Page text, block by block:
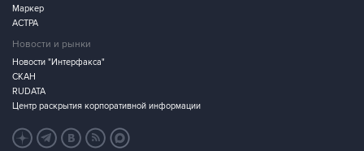
Маркер
АСТРА
Новости и рынки
Новости "Интерфакса"
СКАН
RUDATA
Центр раскрытия корпоративной информации